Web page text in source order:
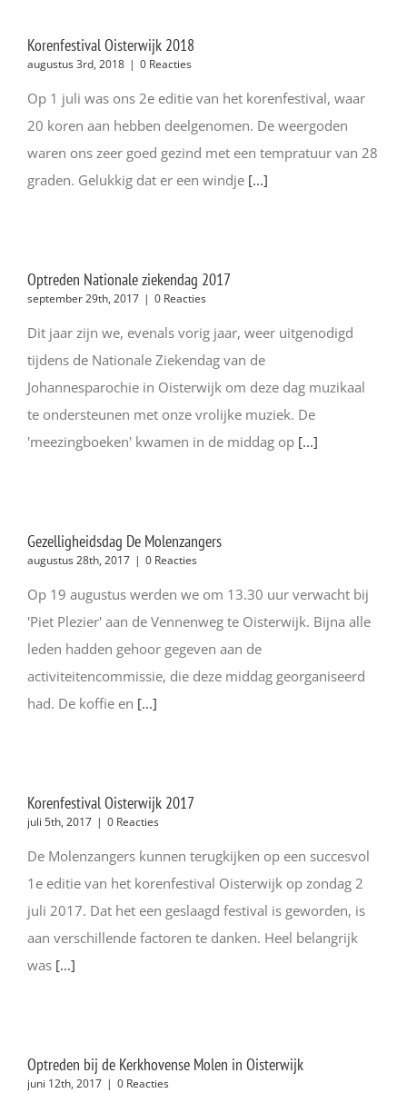
Korenfestival Oisterwijk 2018
augustus 3rd, 2018 | 0 Reacties
Op 1 juli was ons 2e editie van het korenfestival, waar
20 koren aan hebben deelgenomen. De weergoden
waren ons zeer goed gezind met een tempratuur van 28
graden. Gelukkig dat er een windje [...]
Optreden Nationale ziekendag 2017
september 29th, 2017 | 0 Reacties
Dit jaar zijn we, evenals vorig jaar, weer uitgenodigd
tijdens de Nationale Ziekendag van de
Johannesparochie in Oisterwijk om deze dag muzikaal
te ondersteunen met onze vrolijke muziek. De
'meezingboeken' kwamen in de middag op [...]
Gezelligheidsdag De Molenzangers
augustus 28th, 2017 | 0 Reacties
Op 19 augustus werden we om 13.30 uur verwacht bij
'Piet Plezier' aan de Vennenweg te Oisterwijk. Bijna alle
leden hadden gehoor gegeven aan de
activiteitencommissie, die deze middag georganiseerd
had. De koffie en [...]
Korenfestival Oisterwijk 2017
juli 5th, 2017 | 0 Reacties
De Molenzangers kunnen terugkijken op een succesvol
1e editie van het korenfestival Oisterwijk op zondag 2
juli 2017. Dat het een geslaagd festival is geworden, is
aan verschillende factoren te danken. Heel belangrijk
was [...]
Optreden bij de Kerkhovense Molen in Oisterwijk
juni 12th, 2017 | 0 Reacties